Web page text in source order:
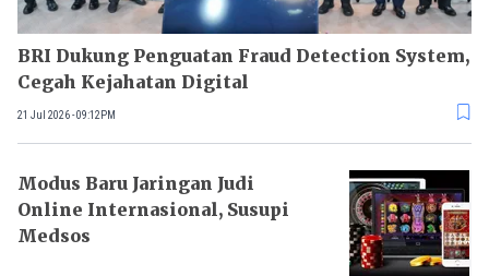
BRI Dukung Penguatan Fraud Detection System,
Cegah Kejahatan Digital
21 Jul 2026 - 09:12PM
Modus Baru Jaringan Judi
Online Internasional, Susupi
Medsos